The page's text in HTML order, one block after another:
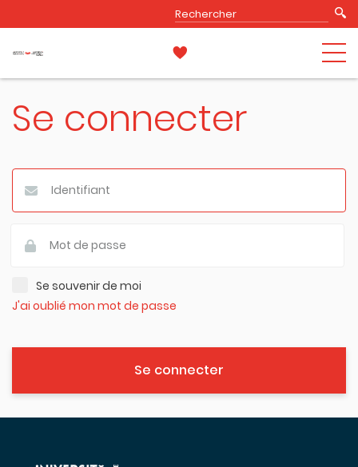
Se connecter
Se souvenir de moi
J'ai oublié mon mot de passe
Se connecter